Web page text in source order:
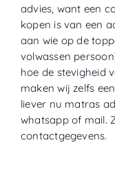
advies, want een
kopen is van een
aan wie op de
volwassen
hoe de stevigheid
maken wij zelfs
liever nu matras
whatsapp of mail.
contactgegevens.